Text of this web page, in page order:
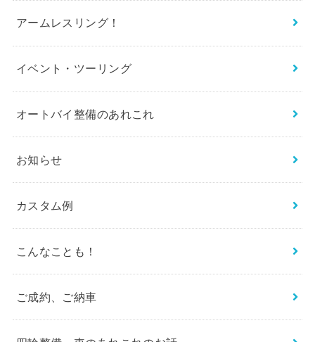
アームレスリング！
イベント・ツーリング
オートバイ整備のあれこれ
お知らせ
カスタム例
こんなことも！
ご成約、ご納車